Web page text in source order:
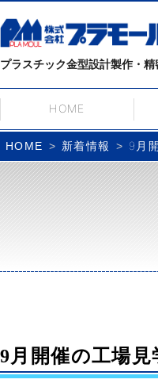
プラスチック金型設計製作・
HOME
HOME 新着情報 9月
9月開催の工場